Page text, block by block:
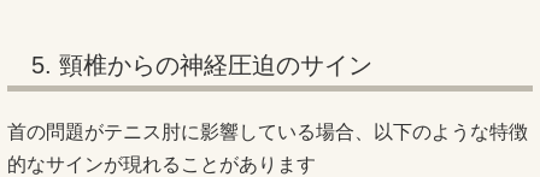
5. 頸椎からの神経圧迫のサイン
首の問題がテニス肘に影響している場合、以下のような特徴
的なサインが現れることがあります